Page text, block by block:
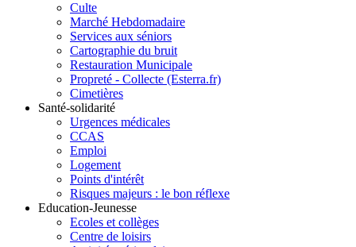
Culte
Marché Hebdomadaire
Services aux séniors
Cartographie du bruit
Restauration Municipale
Propreté - Collecte (Esterra.fr)
Cimetières
Santé-solidarité
Urgences médicales
CCAS
Emploi
Logement
Points d'intérêt
Risques majeurs : le bon réflexe
Education-Jeunesse
Ecoles et collèges
Centre de loisirs